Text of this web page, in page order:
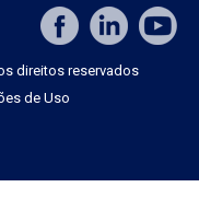
direitos reservados
de Uso